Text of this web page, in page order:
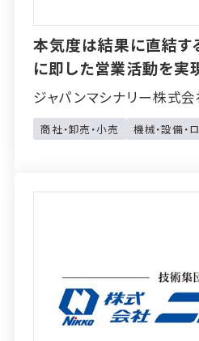
本気度は結果に直結す
に即した営業活動を実
ジャパンマシナリー株式会
商社・卸売・小売 機械・設備・